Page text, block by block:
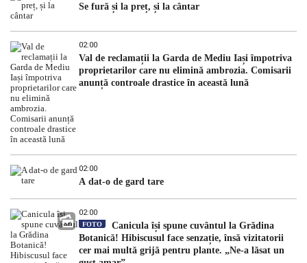
Se fură și la preț, și la cântar
02:00
Val de reclamații la Garda de Mediu Iași împotriva
proprietarilor care nu elimină ambrozia. Comisarii
anunță controale drastice în această lună
02:00
A dat-o de gard tare
02:00
FOTO
Canicula își spune cuvântul la Grădina
Botanică! Hibiscusul face senzație, însă vizitatorii
cer mai multă grijă pentru plante. „Ne-a lăsat un